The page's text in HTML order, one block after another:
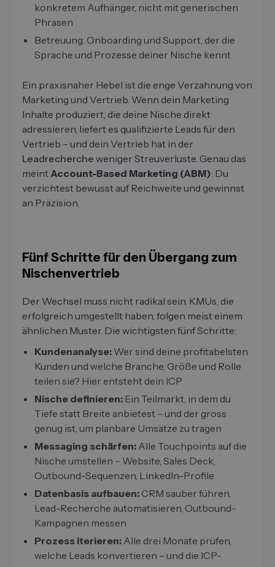
konkretem Aufhänger, nicht mit generischen
Phrasen
Betreuung: Onboarding und Support, der die
Sprache und Prozesse deiner Nische kennt
Ein praxisnaher Hebel ist die enge Verzahnung von
Marketing und Vertrieb. Wenn dein Marketing
Inhalte produziert, die deine Nische direkt
adressieren, liefert es qualifizierte Leads für den
Vertrieb – und dein Vertrieb hat in der
Leadrecherche weniger Streuverluste. Genau das
meint Account-Based Marketing (ABM): Du
verzichtest bewusst auf Reichweite und gewinnst
an Präzision.
Fünf Schritte für den Übergang zum
Nischenvertrieb
Der Wechsel muss nicht radikal sein. KMUs, die
erfolgreich umgestellt haben, folgen meist einem
ähnlichen Muster. Die wichtigsten fünf Schritte:
Kundenanalyse: Wer sind deine profitabelsten
Kunden und welche Branche, Größe und Rolle
teilen sie? Hier entsteht dein ICP
Nische definieren: Ein Teilmarkt, in dem du
Tiefe statt Breite anbietest – und der gross
genug ist, um planbare Umsätze zu tragen
Messaging schärfen: Alle Touchpoints auf die
Nische umstellen – Website, Sales Deck,
Outbound-Sequenzen, LinkedIn-Profile
Datenbasis aufbauen: CRM sauber führen,
Lead-Recherche automatisieren, Outbound-
Kampagnen messen
Prozess iterieren: Alle drei Monate prüfen,
welche Leads konvertieren – und die ICP-